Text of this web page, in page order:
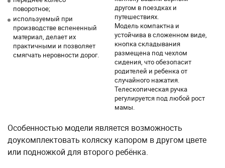
поворотное;
используемый при
производстве вспененный
материал, делает их
практичными и позволяет
смягчать неровности дорог.
другом в поездках и
путешествиях.
Модель компактна и
устойчива в сложенном виде,
кнопка складывания
размещена под чехлом
сидения, что обезопасит
родителей и ребенка от
случайного нажатия.
Телескопическая ручка
регулируется под любой рост
мамы.
Особенностью модели является возможность
доукомплектовать коляску капором в другом цвете
или подножкой для второго ребёнка.